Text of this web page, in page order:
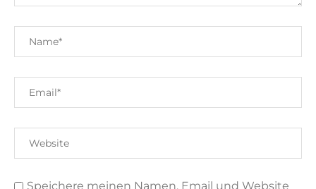
Speichere meinen Namen, Email und Website